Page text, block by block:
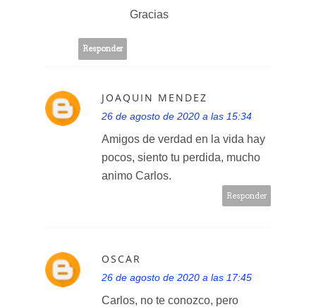
Gracias
Responder
JOAQUIN MENDEZ
26 de agosto de 2020 a las 15:34
Amigos de verdad en la vida hay
pocos, siento tu perdida, mucho
animo Carlos.
Responder
OSCAR
26 de agosto de 2020 a las 17:45
Carlos, no te conozco, pero